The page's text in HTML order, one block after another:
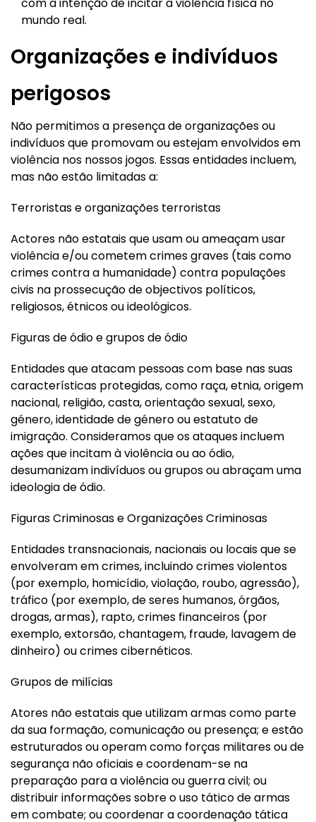
mundo real.
Organizações e indivíduos
perigosos
Não permitimos a presença de organizações ou
indivíduos que promovam ou estejam envolvidos em
violência nos nossos jogos. Essas entidades incluem,
mas não estão limitadas a:
Terroristas e organizações terroristas
Actores não estatais que usam ou ameaçam usar
violência e/ou cometem crimes graves (tais como
crimes contra a humanidade) contra populações
civis na prossecução de objectivos políticos,
religiosos, étnicos ou ideológicos.
Figuras de ódio e grupos de ódio
Entidades que atacam pessoas com base nas suas
características protegidas, como raça, etnia, origem
nacional, religião, casta, orientação sexual, sexo,
género, identidade de género ou estatuto de
imigração. Consideramos que os ataques incluem
ações que incitam à violência ou ao ódio,
desumanizam indivíduos ou grupos ou abraçam uma
ideologia de ódio.
Figuras Criminosas e Organizações Criminosas
Entidades transnacionais, nacionais ou locais que se
envolveram em crimes, incluindo crimes violentos
(por exemplo, homicídio, violação, roubo, agressão),
tráfico (por exemplo, de seres humanos, órgãos,
drogas, armas), rapto, crimes financeiros (por
exemplo, extorsão, chantagem, fraude, lavagem de
dinheiro) ou crimes cibernéticos.
Grupos de milícias
Atores não estatais que utilizam armas como parte
da sua formação, comunicação ou presença; e estão
estruturados ou operam como forças militares ou de
segurança não oficiais e coordenam-se na
preparação para a violência ou guerra civil; ou
distribuir informações sobre o uso tático de armas
em combate; ou coordenar a coordenação tática